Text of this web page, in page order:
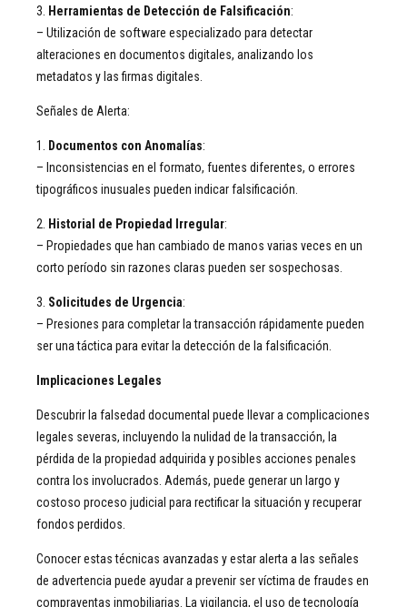
3. Herramientas de Detección de Falsificación:
– Utilización de software especializado para detectar
alteraciones en documentos digitales, analizando los
metadatos y las firmas digitales.
Señales de Alerta:
1. Documentos con Anomalías:
– Inconsistencias en el formato, fuentes diferentes, o errores
tipográficos inusuales pueden indicar falsificación.
2. Historial de Propiedad Irregular:
– Propiedades que han cambiado de manos varias veces en un
corto período sin razones claras pueden ser sospechosas.
3. Solicitudes de Urgencia:
– Presiones para completar la transacción rápidamente pueden
ser una táctica para evitar la detección de la falsificación.
Implicaciones Legales
Descubrir la falsedad documental puede llevar a complicaciones
legales severas, incluyendo la nulidad de la transacción, la
pérdida de la propiedad adquirida y posibles acciones penales
contra los involucrados. Además, puede generar un largo y
costoso proceso judicial para rectificar la situación y recuperar
fondos perdidos.
Conocer estas técnicas avanzadas y estar alerta a las señales
de advertencia puede ayudar a prevenir ser víctima de fraudes en
compraventas inmobiliarias. La vigilancia, el uso de tecnología